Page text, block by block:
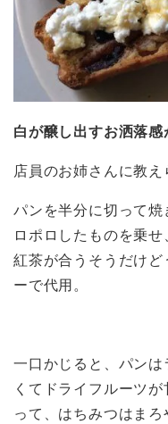
白が醸し出すお洒落感
店員のお姉さんに教え
パンを半分に切って
ロポロしたものを乗
紅茶が合うそうだけど
ーで代用。
一口かじると、パン
くてドライフルーツ
って、はちみつはま